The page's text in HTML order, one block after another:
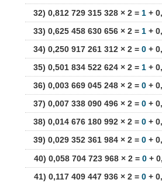
32) 0,812 729 315 328 × 2 = 1 +
33) 0,625 458 630 656 × 2 = 1 +
34) 0,250 917 261 312 × 2 = 0 +
35) 0,501 834 522 624 × 2 = 1 +
36) 0,003 669 045 248 × 2 = 0 +
37) 0,007 338 090 496 × 2 = 0 +
38) 0,014 676 180 992 × 2 = 0 +
39) 0,029 352 361 984 × 2 = 0 +
40) 0,058 704 723 968 × 2 = 0 +
41) 0,117 409 447 936 × 2 = 0 +